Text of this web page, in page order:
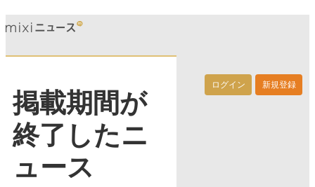
ログイン 新規登録
掲載期間が
終了したニ
ュース